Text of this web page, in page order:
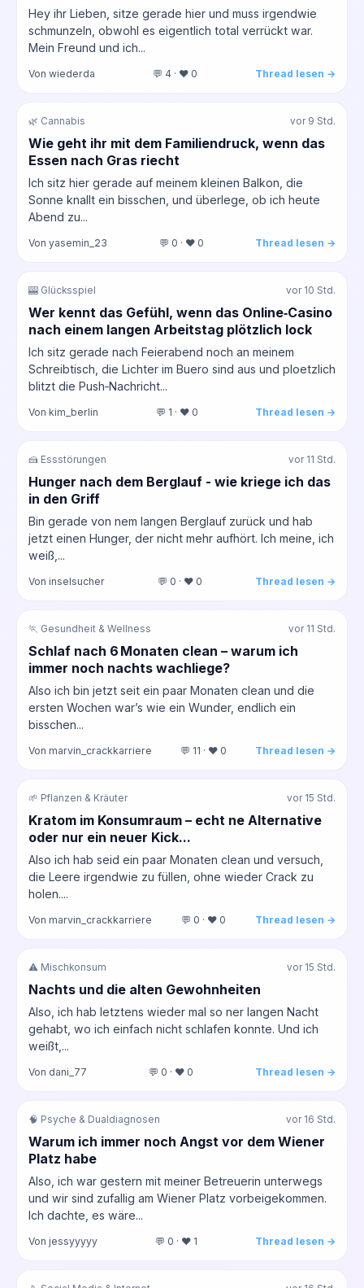
Hey ihr Lieben, sitze gerade hier und muss irgendwie
schmunzeln, obwohl es eigentlich total verrückt war.
Mein Freund und ich...
Von wiederda 💬 4 · ❤️ 0 Thread lesen →
🌿 Cannabis vor 9 Std.
Wie geht ihr mit dem Familiendruck, wenn das
Essen nach Gras riecht
Ich sitz hier gerade auf meinem kleinen Balkon, die
Sonne knallt ein bisschen, und überlege, ob ich heute
Abend zu...
Von yasemin_23 💬 0 · ❤️ 0 Thread lesen →
🎰 Glücksspiel vor 10 Std.
Wer kennt das Gefühl, wenn das Online‑Casino
nach einem langen Arbeitstag plötzlich lock
Ich sitz gerade nach Feierabend noch an meinem
Schreibtisch, die Lichter im Buero sind aus und ploetzlich
blitzt die Push‑Nachricht...
Von kim_berlin 💬 1 · ❤️ 0 Thread lesen →
🍰 Essstörungen vor 11 Std.
Hunger nach dem Berglauf - wie kriege ich das
in den Griff
Bin gerade von nem langen Berglauf zurück und hab
jetzt einen Hunger, der nicht mehr aufhört. Ich meine, ich
weiß,...
Von inselsucher 💬 0 · ❤️ 0 Thread lesen →
🏃 Gesundheit & Wellness vor 11 Std.
Schlaf nach 6 Monaten clean – warum ich
immer noch nachts wachliege?
Also ich bin jetzt seit ein paar Monaten clean und die
ersten Wochen war’s wie ein Wunder, endlich ein
bisschen...
Von marvin_crackkarriere 💬 11 · ❤️ 0 Thread lesen →
🌱 Pflanzen & Kräuter vor 15 Std.
Kratom im Konsumraum – echt ne Alternative
oder nur ein neuer Kick...
Also ich hab seid ein paar Monaten clean und versuch,
die Leere irgendwie zu füllen, ohne wieder Crack zu
holen....
Von marvin_crackkarriere 💬 0 · ❤️ 0 Thread lesen →
⚠️ Mischkonsum vor 15 Std.
Nachts und die alten Gewohnheiten
Also, ich hab letztens wieder mal so ner langen Nacht
gehabt, wo ich einfach nicht schlafen konnte. Und ich
weißt,...
Von dani_77 💬 0 · ❤️ 0 Thread lesen →
🧠 Psyche & Dualdiagnosen vor 16 Std.
Warum ich immer noch Angst vor dem Wiener
Platz habe
Also, ich war gestern mit meiner Betreuerin unterwegs
und wir sind zufallig am Wiener Platz vorbeigekommen.
Ich dachte, es wäre...
Von jessyyyyy 💬 0 · ❤️ 1 Thread lesen →